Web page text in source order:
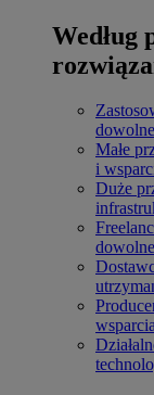
Według
Małe
i
Duże